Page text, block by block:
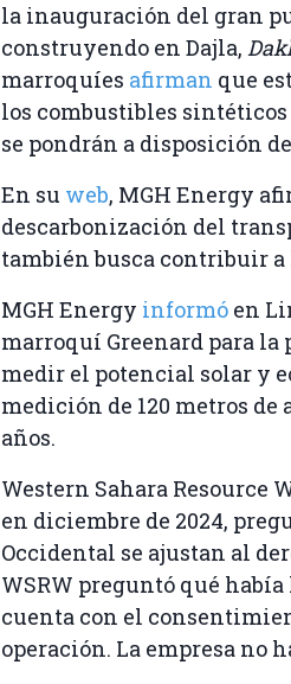
la inauguración del gran
construyendo en Dajla,
marroquíes afirman que
los combustibles
se pondrán a disposición
En su web, MGH Energy
descarbonización del
también busca contribuir a
MGH Energy informó en
marroquí Greenard para la
medir el potencial solar y
medición de 120 metros de
años.
Western Sahara Resource
en diciembre de 2024,
Occidental se ajustan al
WSRW preguntó qué había
cuenta con el
operación. La empresa no